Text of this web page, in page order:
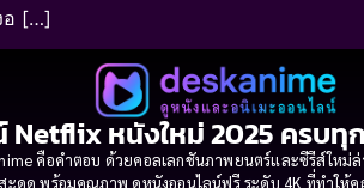
อ […]
Netflix หนังใหม่ 2025 ครบทุ
คือคำตอบ ด้วยคอลเลกชันภาพยนตร์และซีรีส์ใหม่
ดุด พร้อมคุณภาพ ดูหนังออนไลน์ฟรี ระดับ 4K ที่ทำให้คุ